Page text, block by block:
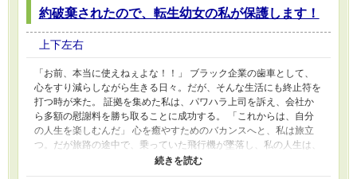
約破棄されたので、転生幼女の私が保護します！
上下左右
「お前、本当に使えねぇよな！！」 ブラック企業の歯車として、
心をすり減らしながら生きる日々。だが、そんな生活にも終止符を
打つ時が来た。 証拠を集めた私は、パワハラ上司を訴え、会社か
ら多額の慰謝料を勝ち取ることに成功する。 「これからは、自分
の人生を楽しむんだ」 心を癒やすためのバカンスへと、私は旅立
つ。だが旅路の途中で、乗っていた飛行機が墜落し、私の人生は、
またしても一変してしまう。 目を覚ますと、異世界の無人島で幼